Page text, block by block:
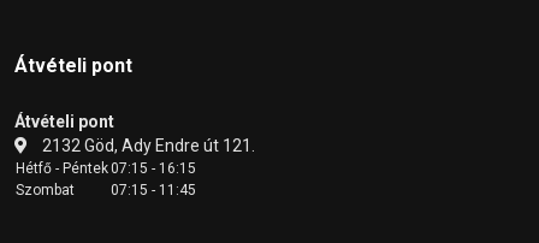
Átvételi pont
Átvételi pont
2132 Göd, Ady Endre út 121.
Hétfő - Péntek07:15 - 16:15
Szombat
07:15 - 11:45